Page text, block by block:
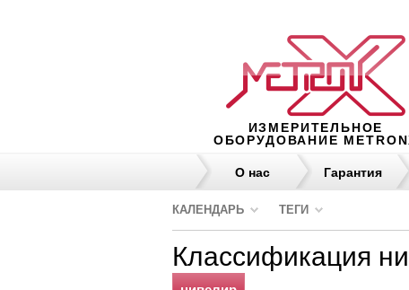
ИЗМЕРИТЕЛЬНОЕ
ОБОРУДОВАНИЕ
О нас Гарантия
КАЛЕНДАРЬ ТЕГИ
Классификация